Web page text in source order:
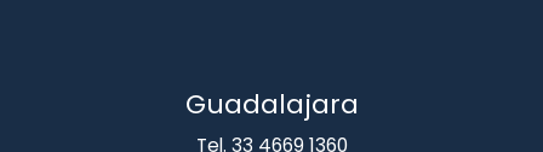
Guadalajara
Tel. 33 4669 1360